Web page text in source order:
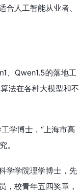
合人工智能从业者、
、Qwen1.5的落地工
法在各种大模型和不
学博士，“上海市高
。
学学院理学博士，先
，校青年五四奖章，